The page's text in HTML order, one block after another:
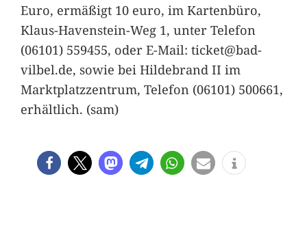
Euro, ermäßigt 10 euro, im Kartenbüro,
Klaus-Havenstein-Weg 1, unter Telefon
(06101) 559455, oder E-Mail: ticket@bad-
vilbel.de, sowie bei Hildebrand II im
Marktplatzzentrum, Telefon (06101) 500661,
erhältlich. (sam)